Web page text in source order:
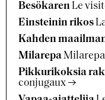
Besökaren Le
Einsteinin rikos
Kahden
MilarepaMilarepa
Pikkurikoksia
conjugaux